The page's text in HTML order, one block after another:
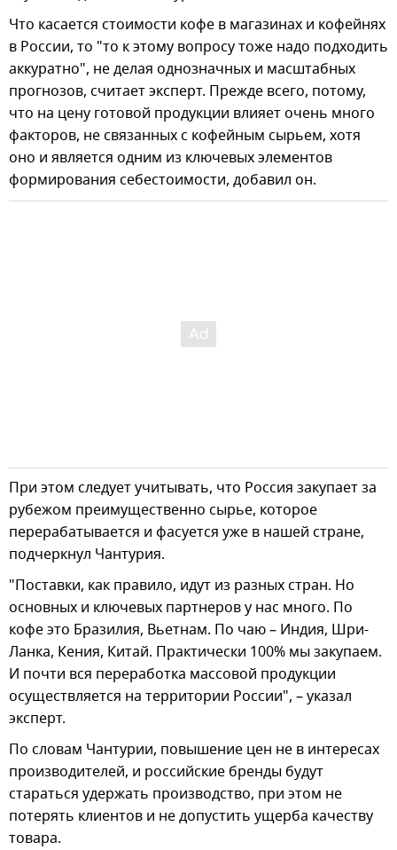
Что касается стоимости кофе в магазинах и кофейнях
в России, то "то к этому вопросу тоже надо подходить
аккуратно", не делая однозначных и масштабных
прогнозов, считает эксперт. Прежде всего, потому,
что на цену готовой продукции влияет очень много
факторов, не связанных с кофейным сырьем, хотя
оно и является одним из ключевых элементов
формирования себестоимости, добавил он.
При этом следует учитывать, что Россия закупает за
рубежом преимущественно сырье, которое
перерабатывается и фасуется уже в нашей стране,
подчеркнул Чантурия.
"Поставки, как правило, идут из разных стран. Но
основных и ключевых партнеров у нас много. По
кофе это Бразилия, Вьетнам. По чаю – Индия, Шри-
Ланка, Кения, Китай. Практически 100% мы закупаем.
И почти вся переработка массовой продукции
осуществляется на территории России", – указал
эксперт.
По словам Чантурии, повышение цен не в интересах
производителей, и российские бренды будут
стараться удержать производство, при этом не
потерять клиентов и не допустить ущерба качеству
товара.